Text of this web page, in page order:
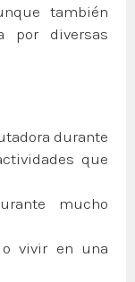
también
por diversas
durante
que
mucho
o vivir en una